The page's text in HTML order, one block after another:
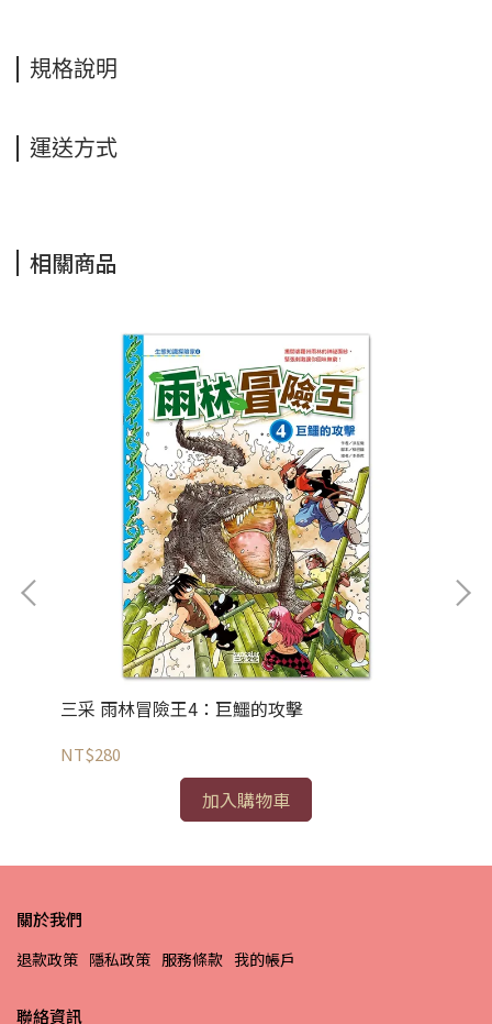
規格說明
運送方式
相關商品
三采 雨林冒險王4：巨鱷的攻擊
NT$280
加入購物車
關於我們
退款政策 隱私政策 服務條款 我的帳戶
聯絡資訊